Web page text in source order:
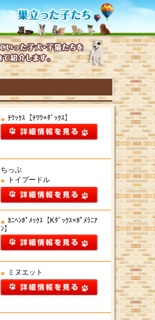
ﾁﾜｯｸｽ【ﾁﾜﾜ×ﾀﾞｯｸｽ】
ちっぷ
トイプードル
ｶﾆﾍﾝﾎﾟﾒｯｸｽ【Kﾀﾞｯｸｽ×ﾎﾟﾒﾗﾆｱ
ﾝ】
ミヌエット